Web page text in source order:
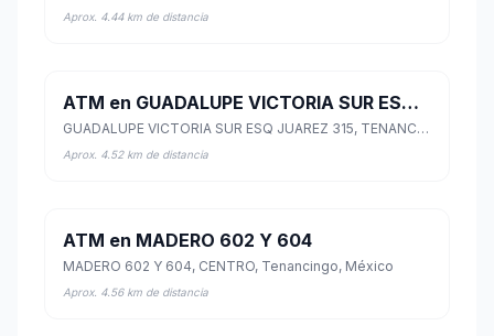
Aprox. 4.44 km de distancia
ATM en GUADALUPE VICTORIA SUR ESQ JUAREZ 315
GUADALUPE VICTORIA SUR ESQ JUAREZ 315, TENANCINGO, Tenancingo, México
Aprox. 4.52 km de distancia
ATM en MADERO 602 Y 604
MADERO 602 Y 604, CENTRO, Tenancingo, México
Aprox. 4.56 km de distancia